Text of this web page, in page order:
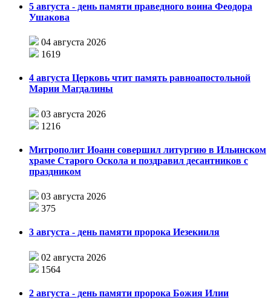
5 августа - день памяти праведного воина Феодора
Ушакова
04 августа 2026
1619
4 августа Церковь чтит память равноапостольной
Марии Магдалины
03 августа 2026
1216
Митрополит Иоанн совершил литургию в Ильинском
храме Старого Оскола и поздравил десантников с
праздником
03 августа 2026
375
3 августа - день памяти пророка Иезекииля
02 августа 2026
1564
2 августа - день памяти пророка Божия Илии